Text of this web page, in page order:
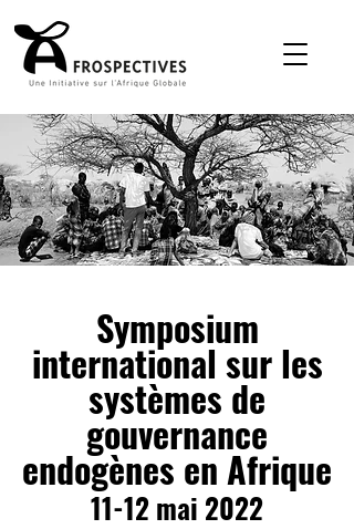
Symposium
international sur les
systèmes de
gouvernance
endogènes en Afrique
11-12 mai 2022